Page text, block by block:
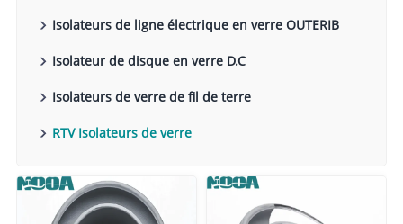
air ouvert
Isolateurs de ligne électrique en verre OUTERIB
Isolateur de disque en verre D.C
Isolateurs de verre de fil de terre
RTV Isolateurs de verre